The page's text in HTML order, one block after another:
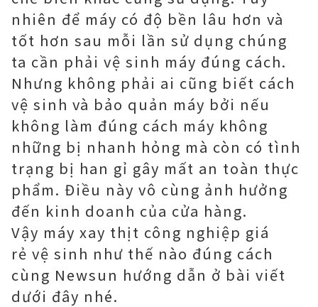
nhiên để máy có độ bền lâu hơn và
tốt hơn sau mỗi lần sử dụng chúng
ta cần phải vệ sinh máy đúng cách.
Nhưng không phải ai cũng biết cách
vệ sinh và bảo quản máy bởi nếu
không làm đúng cách máy không
những bị nhanh hỏng mà còn có tình
trạng bị han gỉ gây mất an toàn thực
phẩm. Điều này vô cùng ảnh hưởng
đến kinh doanh của cửa hàng.
Vậy máy xay thịt công nghiệp giá
rẻ vệ sinh như thế nào đúng cách
cùng Newsun hướng dẫn ở bài viết
dưới đây nhé.